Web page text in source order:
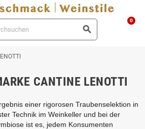
search
personAnmelden 0
CANTINE LENOTTI
einer rigorosen Traubenselektion in
Technik im Weinkeller und bei der
ist es, jedem Konsumenten